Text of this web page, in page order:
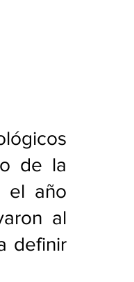
de la
el año
al
definir